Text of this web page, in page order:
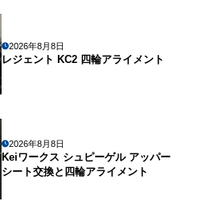
2026年8月8日
レジェント KC2 四輪アライメント
2026年8月8日
Keiワークス シュピーゲル アッパー
シート交換と四輪アライメント